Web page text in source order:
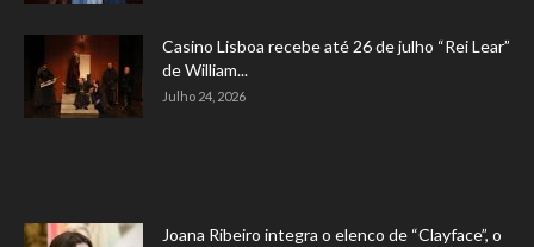
Casino Lisboa recebe até 26 de julho “Rei Lear”
de William...
Julho 24, 2026
Joana Ribeiro integra o elenco de “Clayface”, o